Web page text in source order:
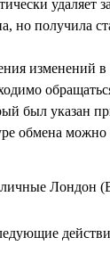
удаляет
но получила
изменений в
был указан
обмена можно
Лондон